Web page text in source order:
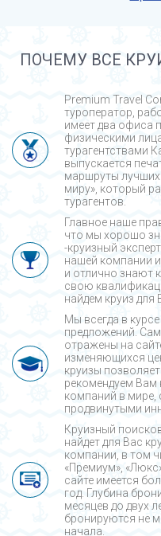
ПОЧЕМУ ВСЕ
Premium Travel
туроператор,
имеет два офиса
физическими
турагентствами
выпускается
маршруты лучших
миру», который
турагентов.
Главное наше
что мы хорошо
-круизный
нашей компании
и отлично знают
свою
найдем круиз для
Мы всегда в
предложений.
отражены на
изменяющихся
круизы
рекомендуем Вам
компаний в
продвинутыми
Круизный
найдет для Вас
компании, в том
«Премиум»,
сайте имеется
год. Глубина
месяцев до двух
бронируются не
начала.